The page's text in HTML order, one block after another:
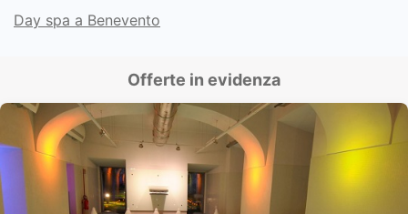
Day spa a Benevento
Offerte in evidenza